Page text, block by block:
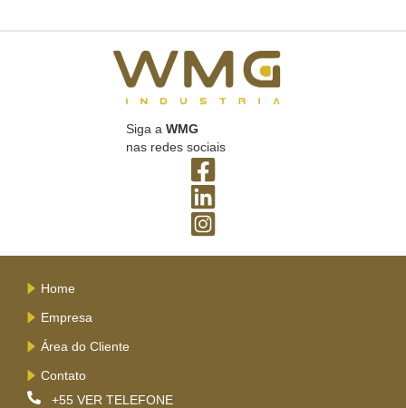
Siga a WMG
nas redes sociais
Home
Empresa
Área do Cliente
Contato
+55 VER TELEFONE